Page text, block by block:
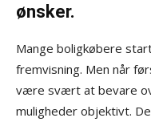
ønsker.
Mange boligkøbere
fremvisning. Men når
være svært at bevare
muligheder objektivt.